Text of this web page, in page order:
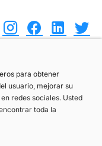
para obtener
usuario, mejorar su
redes sociales. Usted
toda la
para obtener
usuario, mejorar su
redes sociales. Usted
toda la
(+34) 744 408 070
info@motoreto.com